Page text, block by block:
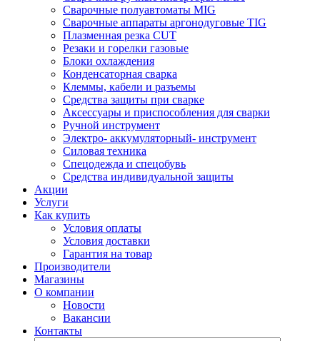
Сварочные полуавтоматы MIG
Сварочные аппараты аргонодуговые TIG
Плазменная резка CUT
Резаки и горелки газовые
Блоки охлаждения
Конденсаторная сварка
Клеммы, кабели и разъемы
Средства защиты при сварке
Аксессуары и приспособления для сварки
Ручной инструмент
Электро- аккумуляторный- инструмент
Силовая техника
Спецодежда и спецобувь
Средства индивидуальной защиты
Акции
Услуги
Как купить
Условия оплаты
Условия доставки
Гарантия на товар
Производители
Магазины
О компании
Новости
Вакансии
Контакты